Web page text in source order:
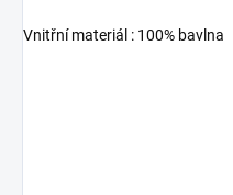
Vnitřní materiál : 100% bavlna